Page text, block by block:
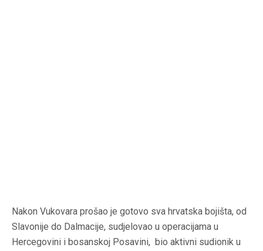
Nakon Vukovara prošao je gotovo sva hrvatska bojišta, od
Slavonije do Dalmacije, sudjelovao u operacijama u
Hercegovini i bosanskoj Posavini, bio aktivni sudionik u